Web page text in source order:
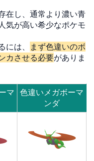
在し、通常より濃い青
気が高い希少なポケモ
は、
まず色違いのボ
カさせる必要がありま
マ 色違いメガボーマ
ンダ